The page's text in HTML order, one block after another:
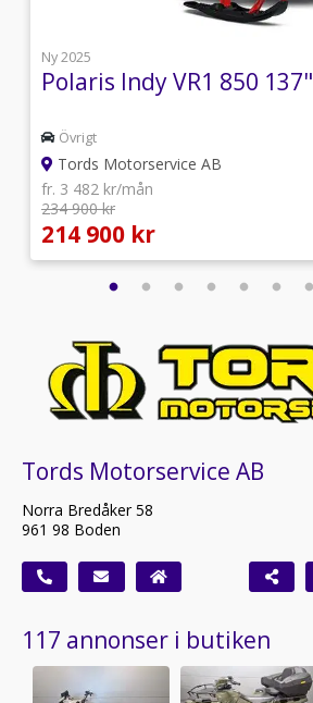
Ny 2025
Polaris Indy VR1 850 137"
Övrigt
Tords Motorservice AB
fr. 3 482 kr/mån
234 900 kr
214 900 kr
Tords Motorservice AB
Norra Bredåker 58
961 98 Boden
117 annonser i butiken